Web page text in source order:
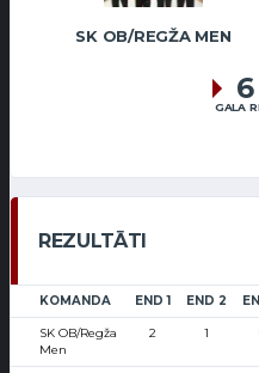
SK OB/REGŽA MEN
6
GALA
REZULTĀTI
KOMANDA END 1 END 2
SK OB/Regža
Men
2 1